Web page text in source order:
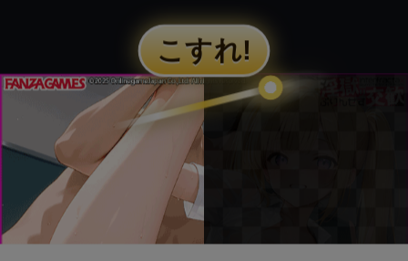
映画『銀行強盗：完全マニュアル』公開中止の
理由は？なぜなのか徹底調査
モンスト抽選会の炎上理由は？謝罪と再実施の
経緯をわかりやすく解説
フェルメール展のtabiwa先行チケット待ち？ア
クセスできなくても買える？